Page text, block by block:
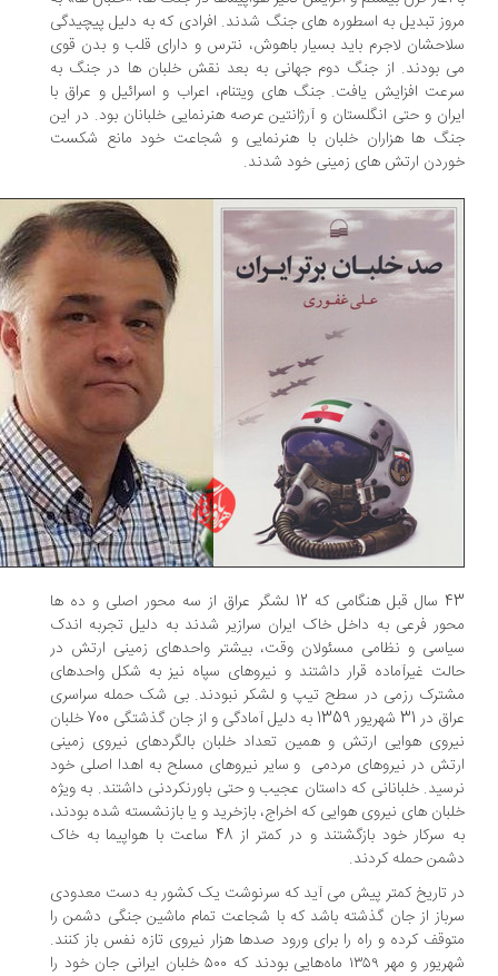
تبدیل به اسطوره های جنگ شدند. افرادی که به دلیل پیچیدگی
لاجرم باید بسیار باهوش، نترس و دارای قلب و بدن قوی
بودند. از جنگ دوم جهانی به بعد نقش خلبان ها در جنگ به
افزایش یافت. جنگ های ویتنام، اعراب و اسرائیل و عراق با
و حتی انگلستان و آرژانتین عرصه هنرنمایی خلبانان بود. در این
ها هزاران خلبان با هنرنمایی و شجاعت خود مانع شکست
ارتش های زمینی خود شدند.
43 سال قبل هنگامی که 12 لشگر عراق از سه محور اصلی و ده ها
فرعی به داخل خاک ایران سرازیر شدند به دلیل تجربه اندک
و نظامی مسئولان وقت، بیشتر واحدهای زمینی ارتش در
غیرآماده قرار داشتند و نیروهای سپاه نیز به شکل واحدهای
رزمی در سطح تیپ و لشکر نبودند. بی شک حمله سراسری
عراق در 31 شهریور 1359 به دلیل آمادگی و از جان گذشتگی 700 خلبان
هوایی ارتش و همین تعداد خلبان بالگردهای نیروی زمینی
در نیروهای مردمی و سایر نیروهای مسلح به اهدا اصلی خود
خلبانانی که داستان عجیب و حتی باورنکردنی داشتند. به ویژه
های نیروی هوایی که اخراج، بازخرید و یا بازنشسته شده بودند،
به سرکار خود بازگشتند و در کمتر از 48 ساعت با هواپیما به خاک
حمله کردند.
تاریخ کمتر پیش می ‌آید که سرنوشت یک کشور به دست معدودی
از جان گذشته باشد که با شجاعت تمام ماشین جنگی دشمن را
کرده و راه را برای ورود صدها هزار نیروی تازه نفس باز کنند.
شهریور و مهر ۱۳۵۹ ماه‌هایی بودند که ۵۰۰ خلبان ایرانی جان خود را